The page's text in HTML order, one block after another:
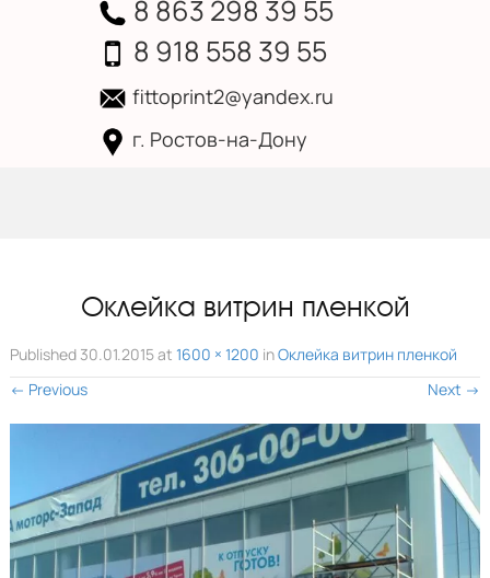
8 863 298 39 55
8 918 558 39 55
fittoprint2@yandex.ru
г. Ростов-на-Дону
Оклейка витрин пленкой
Published 30.01.2015at 1600 × 1200 inОклейка витрин пленкой
← Previous Next →